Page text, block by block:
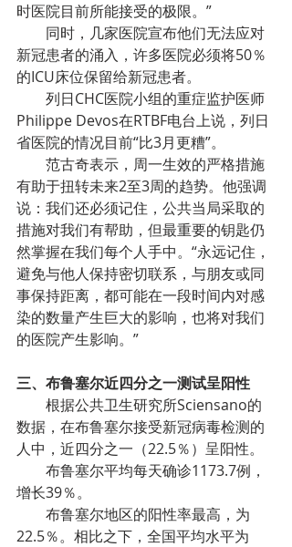
时医院目前所能接受的极限。”
同时，几家医院宣布他们无法应对
新冠患者的涌入，许多医院必须将50％
的ICU床位保留给新冠患者。
列日CHC医院小组的重症监护医师
Philippe Devos在RTBF电台上说，列日
省医院的情况目前“比3月更糟”。
范古奇表示，周一生效的严格措施
有助于扭转未来2至3周的趋势。他强调
说：我们还必须记住，公共当局采取的
措施对我们有帮助，但最重要的钥匙仍
然掌握在我们每个人手中。“永远记住，
避免与他人保持密切联系，与朋友或同
事保持距离，都可能在一段时间内对感
染的数量产生巨大的影响，也将对我们
的医院产生影响。”
三、布鲁塞尔近四分之一测试呈阳性
根据公共卫生研究所Sciensano的
数据，在布鲁塞尔接受新冠病毒检测的
人中，近四分之一（22.5％）呈阳性。
布鲁塞尔平均每天确诊1173.7例，
增长39％。
布鲁塞尔地区的阳性率最高，为
22.5％。相比之下，全国平均水平为